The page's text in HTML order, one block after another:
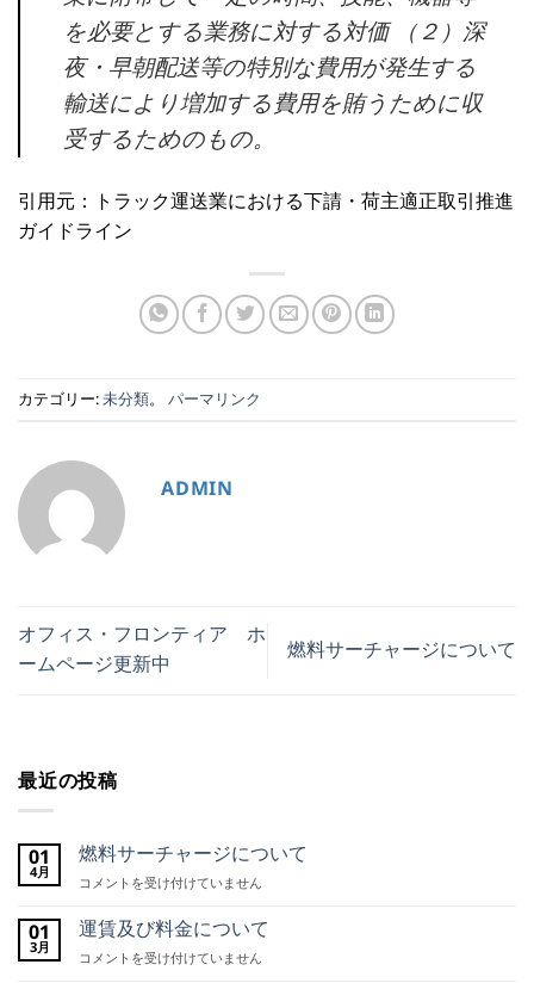
を必要とする業務に対する対価 （２）深
夜・早朝配送等の特別な費用が発生する
輸送により増加する費用を賄うために収
受するためのもの。
引用元：トラック運送業における下請・荷主適正取引推進
ガイドライン
カテゴリー:未分類。 パーマリンク
ADMIN
オフィス・フロンティア ホ
ームページ更新中 燃料サーチャージについて
最近の投稿
01
4月 燃料サーチャージについて
燃
サ
ー
チ
コメントを受け付けていません
01
3月 運賃及び料金について
運
コメントを受け付けていません